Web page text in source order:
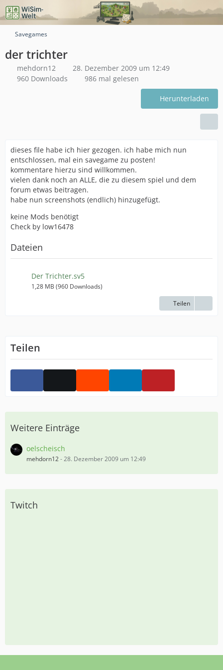
Savegames
der trichter
mehdorn12
28. Dezember 2009 um 12:49
960 Downloads
986 mal gelesen
Herunterladen
dieses file habe ich hier gezogen. ich habe mich nun
entschlossen, mal ein savegame zu posten!
kommentare hierzu sind willkommen.
vielen dank noch an ALLE, die zu diesem spiel und dem
forum etwas beitragen.
habe nun screenshots (endlich) hinzugefügt.
keine Mods benötigt
Check by low16478
Dateien
Der Trichter.sv5
1,28 MB (960 Downloads)
Teilen
Teilen
Weitere Einträge
oelscheisch
mehdorn12-28. Dezember 2009 um 12:49
Twitch